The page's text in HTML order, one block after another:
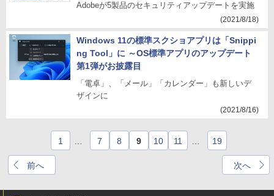
Adobeが5製品のセキュリティアップデートを実施
(2021/8/18)
Windows 11の標準スクショアプリは「Snippi
ng Tool」に ～OS標準アプリのアップデート
第1弾がお披露目
「電卓」、「メール」「カレンダー」も新しいデ
ザインに
(2021/8/16)
前へ
1 7 8 9 10 11 19
次へ